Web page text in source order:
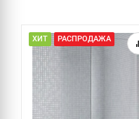
ХИТ РАСПРОДАЖА